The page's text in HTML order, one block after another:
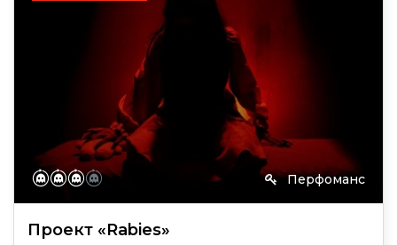
Перфоманс
Проект «Rabies»